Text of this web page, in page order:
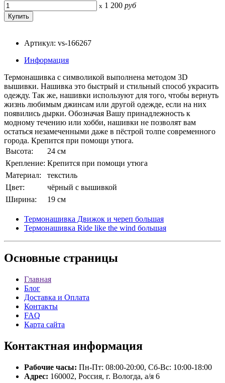
x 1 200 руб
Артикул: vs-166267
Информация
Термонашивка с символикой выполнена методом 3D
вышивки. Нашивка это быстрый и стильный способ украсить
одежду. Так же, нашивки используют для того, чтобы вернуть
жизнь любимым джинсам или другой одежде, если на них
появились дырки. Обозначая Вашу принадлежность к
модному течению или хобби, нашивки не позволят вам
остаться незамеченными даже в пёстрой толпе современного
города. Крепится при помощи утюга.
Высота:
24 см
Крепление: Крепится при помощи утюга
Материал:
текстиль
Цвет:
чёрный с вышивкой
Ширина:
19 см
Термонашивка Движок и череп большая
Термонашивка Ride like the wind большая
Основные страницы
Главная
Блог
Доставка и Оплата
Контакты
FAQ
Карта сайта
Контактная информация
Рабочие часы: Пн-Пт: 08:00-20:00, Сб-Вс: 10:00-18:00
Адрес: 160002, Россия, г. Вологда, а/я 6